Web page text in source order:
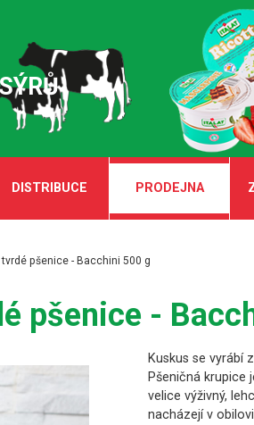
DISTRIBUCE PRODEJNA
pšenice - Bacchini 500 g
pšenice -
Kuskus se vyrábí
Pšeničná krupice
velice výživný,
nacházejí v